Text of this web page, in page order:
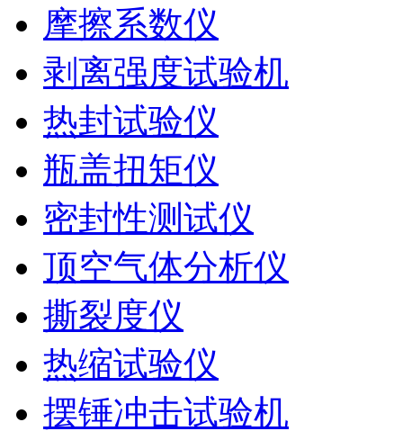
摩擦系数仪
剥离强度试验机
热封试验仪
瓶盖扭矩仪
密封性测试仪
顶空气体分析仪
撕裂度仪
热缩试验仪
摆锤冲击试验机